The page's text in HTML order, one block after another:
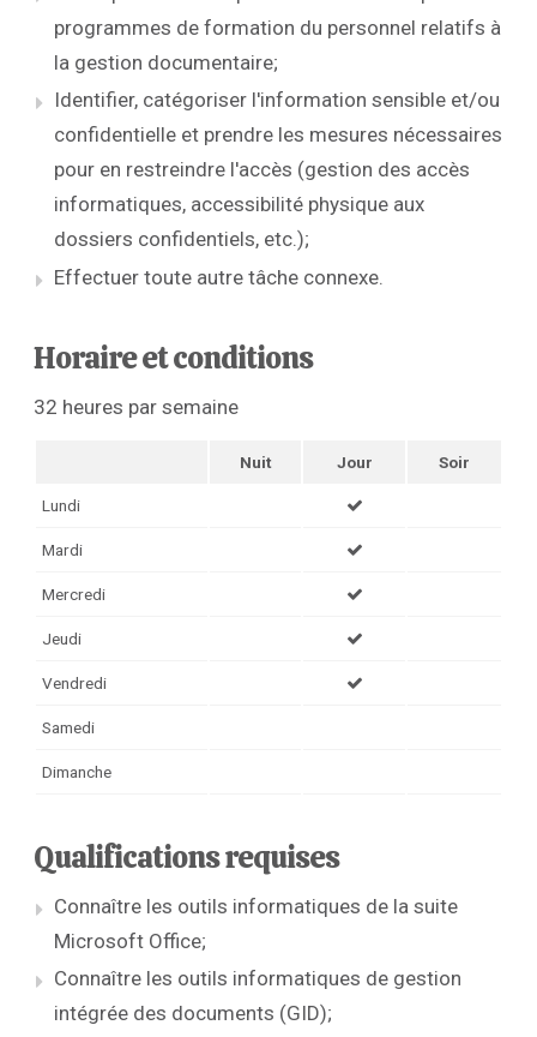
programmes de formation du personnel relatifs à
la gestion documentaire;
Identifier, catégoriser l'information sensible et/ou
confidentielle et prendre les mesures nécessaires
pour en restreindre l'accès (gestion des accès
informatiques, accessibilité physique aux
dossiers confidentiels, etc.);
Effectuer toute autre tâche connexe.
Horaire et conditions
32 heures par semaine
Nuit Jour Soir
Lundi
Mardi
Mercredi
Jeudi
Vendredi
Samedi
Dimanche
Qualifications requises
Connaître les outils informatiques de la suite
Microsoft Office;
Connaître les outils informatiques de gestion
intégrée des documents (GID);